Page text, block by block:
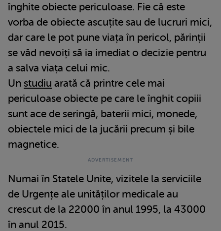
înghite obiecte periculoase. Fie că este
vorba de obiecte ascuțite sau de lucruri mici,
dar care le pot pune viața în pericol, părinții
se văd nevoiți să ia imediat o decizie pentru
a salva viața celui mic.
Un studiu arată că printre cele mai
periculoase obiecte pe care le înghit copiii
sunt ace de seringă, baterii mici, monede,
obiectele mici de la jucării precum și bile
magnetice.
Numai în Statele Unite, vizitele la serviciile
de Urgențe ale unităților medicale au
crescut de la 22000 în anul 1995, la 43000
în anul 2015.